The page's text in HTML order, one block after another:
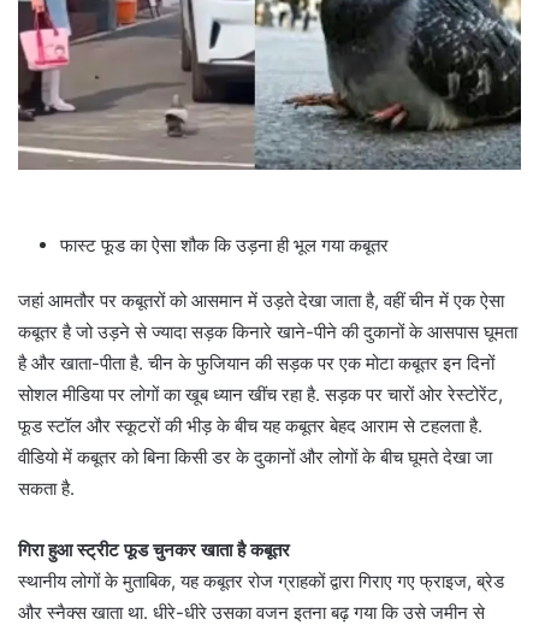
फास्ट फूड का ऐसा शौक कि उड़ना ही भूल गया कबूतर
जहां आमतौर पर कबूतरों को आसमान में उड़ते देखा जाता है, वहीं चीन में एक ऐसा
कबूतर है जो उड़ने से ज्यादा सड़क किनारे खाने-पीने की दुकानों के आसपास घूमता
है और खाता-पीता है. चीन के फुजियान की सड़क पर एक मोटा कबूतर इन दिनों
सोशल मीडिया पर लोगों का खूब ध्यान खींच रहा है. सड़क पर चारों ओर रेस्टोरेंट,
फूड स्टॉल और स्कूटरों की भीड़ के बीच यह कबूतर बेहद आराम से टहलता है.
वीडियो में कबूतर को बिना किसी डर के दुकानों और लोगों के बीच घूमते देखा जा
सकता है.
गिरा हुआ स्ट्रीट फूड चुनकर खाता है कबूतर
स्थानीय लोगों के मुताबिक, यह कबूतर रोज ग्राहकों द्वारा गिराए गए फ्राइज, ब्रेड
और स्नैक्स खाता था. धीरे-धीरे उसका वजन इतना बढ़ गया कि उसे जमीन से